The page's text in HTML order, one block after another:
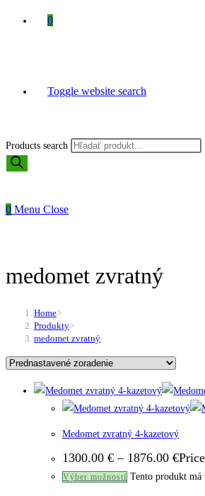
0
Toggle website search
Products search
0 Menu Close
medomet zvratný
Home>
Produkty>
medomet zvratný
Medomet zvratný 4-kazetový
1300.00 € – 1876.00 €
Výber možností Tento produkt má